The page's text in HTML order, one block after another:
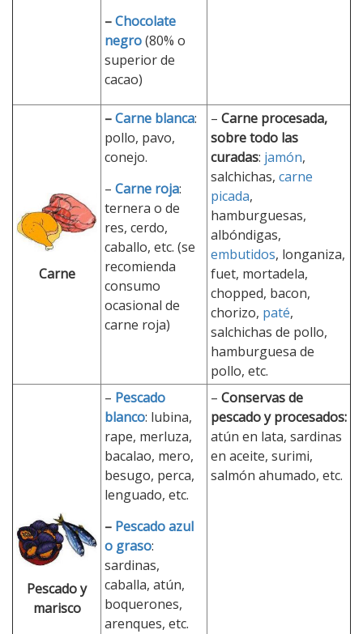
–Chocolate
negro(80% o
superior de
cacao)
Carne
–Carne blanca:
pollo, pavo,
conejo.
– Carne roja:
ternera o de
res, cerdo,
caballo, etc. (se
recomienda
consumo
ocasional de
carne roja)
– Carne procesada,
sobre todo las
curadas: jamón,
salchichas, carne
picada,
hamburguesas,
albóndigas,
embutidos, longaniza,
fuet, mortadela,
chopped, bacon,
chorizo, paté,
salchichas de pollo,
hamburguesa de
pollo, etc.
Pescado y
marisco
– Pescado
blanco: lubina,
rape, merluza,
bacalao, mero,
besugo, perca,
lenguado, etc.
– Pescado azul
o graso:
sardinas,
caballa, atún,
boquerones,
arenques, etc.
– Conservas de
pescado y procesados:
atún en lata, sardinas
en aceite, surimi,
salmón ahumado, etc.